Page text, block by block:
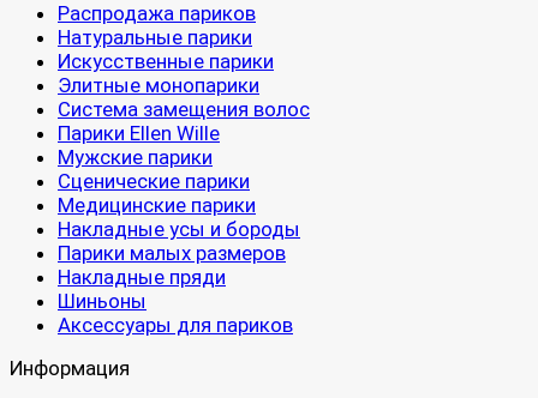
Распродажа париков
Натуральные парики
Искусственные парики
Элитные монопарики
Система замещения волос
Парики Ellen Wille
Мужские парики
Сценические парики
Медицинские парики
Накладные усы и бороды
Парики малых размеров
Накладные пряди
Шиньоны
Аксессуары для париков
Информация